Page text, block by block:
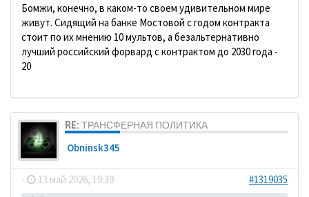
Бомжи, конечно, в каком-то своем удивительном мире
живут. Сидящий на банке Мостовой с годом контракта
стоит по их мнению 10 мультов, а безальтернативно
лучший российский форвард с контрактом до 2030 года -
20
RE: ТРАНСФЕРНАЯ ПОЛИТИКА
Obninsk345
- 13 май 2026, 19:39 #1319035